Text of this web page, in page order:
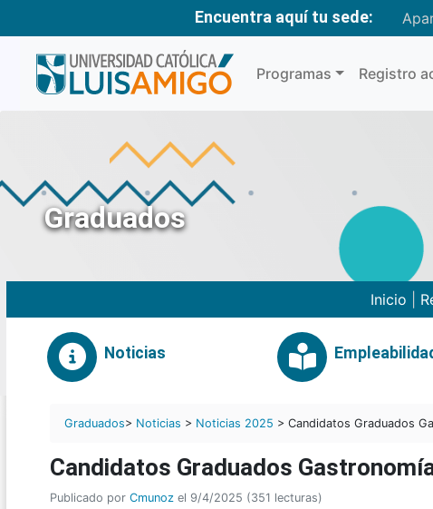
Encuentra aquí tu sede:
Programas Registro
Graduados
Inicio
Noticias
Graduados> Noticias > Noticias 2025 > Candidatos Graduados
Candidatos Graduados
Publicado por Cmunoz el 9/4/2025 (351 lecturas)